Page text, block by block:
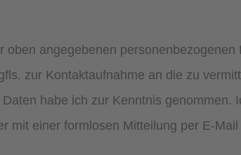
oben angegebenen
zur Kontaktaufnahme an die zu
habe ich zur Kenntnis genommen.
mit einer formlosen Mitteilung per E-